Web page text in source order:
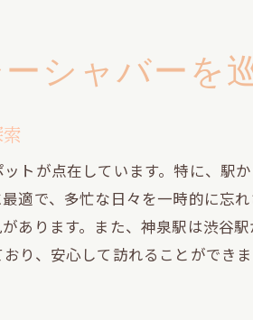
渋谷と神泉のおすすめシーシャ体験
喧騒を離れてシーシャでリフレ
渋谷の隠れたシーシャスポットを楽
リフレッシュできるシーシャの魅力
渋谷の隠れ家を見つける方法
シーシャで過ごす至福の時間
シャバーを
トが点在しています。特に、駅
適で、多忙な日々を一時的に忘
あります。また、神泉駅は渋谷
り、安心して訪れることができ